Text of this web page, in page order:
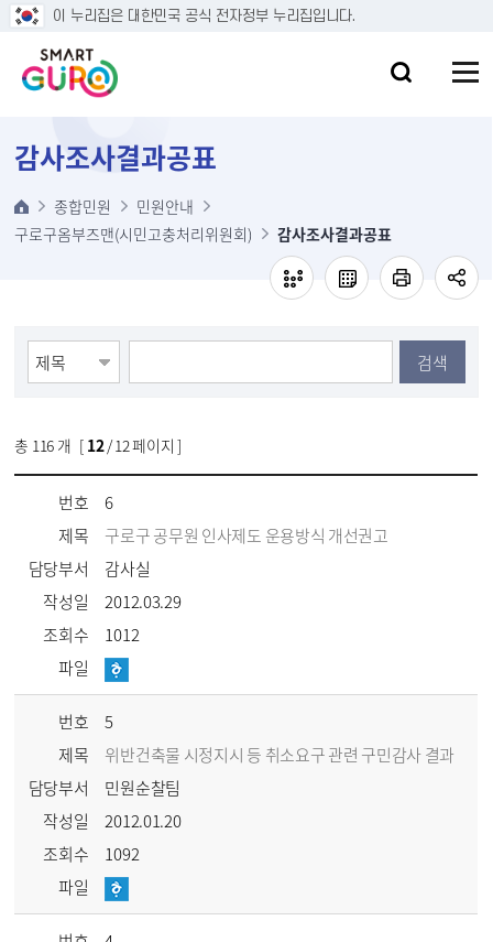
본문 바로가기
이 누리집은 대한민국 공식 전자정부 누리집입니다.
감사조사결과공표
종합민원
민원안내
구로구옴부즈맨(시민고충처리위원회)
감사조사결과공표
검색
총 116개 [ 12/ 12 페이지 ]
번호
6
제목
구로구 공무원 인사제도 운용방식 개선권고
담당부서
감사실
작성일
2012.03.29
조회수
1012
파일
번호
5
제목
위반건축물 시정지시 등 취소요구 관련 구민감사 결과
담당부서
민원순찰팀
작성일
2012.01.20
조회수
1092
파일